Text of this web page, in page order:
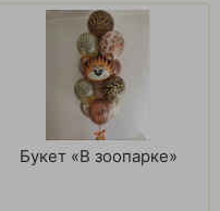
Букет «В зоопарке»